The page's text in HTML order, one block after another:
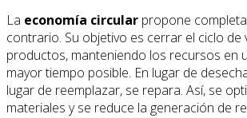
La economía circular propone
contrario. Su objetivo es cerrar el ciclo de
productos, manteniendo los recursos en
mayor tiempo posible. En lugar de
lugar de reemplazar, se repara. Así, se
materiales y se reduce la generación de